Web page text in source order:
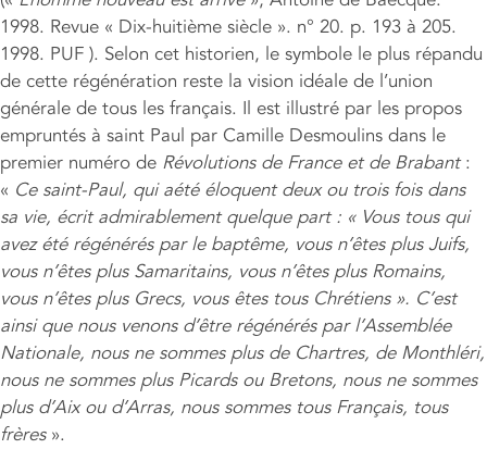
1998. Revue « Dix-huitième siècle ». n° 20. p. 193 à 205.
1998. PUF ). Selon cet historien, le symbole le plus répandu
de cette régénération reste la vision idéale de l’union
générale de tous les français. Il est illustré par les propos
empruntés à saint Paul par Camille Desmoulins dans le
premier numéro de Révolutions de France et de Brabant:
« Ce saint-Paul, qui aété éloquent deux ou trois fois dans
sa vie, écrit admirablement quelque part : « Vous tous qui
avez été régénérés par le baptême, vous n’êtes plus Juifs,
vous n’êtes plus Samaritains, vous n’êtes plus Romains,
vous n’êtes plus Grecs, vous êtes tous Chrétiens ». C’est
ainsi que nous venons d’être régénérés par l’Assemblée
Nationale, nous ne sommes plus de Chartres, de Monthléri,
nous ne sommes plus Picards ou Bretons, nous ne sommes
plus d’Aix ou d’Arras, nous sommes tous Français, tous
frères».